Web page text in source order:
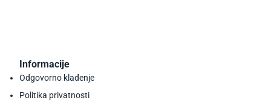
Informacije
Odgovorno klađenje
Politika privatnosti